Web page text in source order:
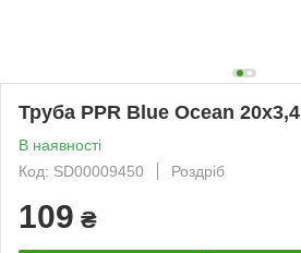
Труба PPR Blue Ocean 20х3,4
В наявності
Код: SD00009450
Роздріб
109 ₴